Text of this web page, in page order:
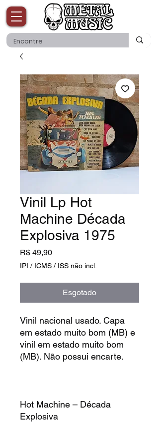
Vinil Lp Hot
Machine Década
Explosiva 1975
R$ 49,90Preço
IPI / ICMS / ISS não incl.
Esgotado
Vinil nacional usado. Capa
em estado muito bom (MB) e
vinil em estado muito bom
(MB). Não possui encarte.
Hot Machine – Década
Explosiva